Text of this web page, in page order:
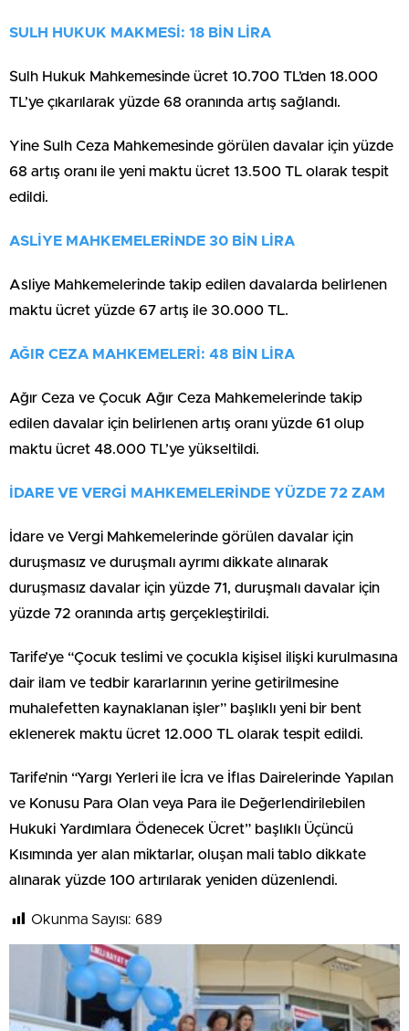
SULH HUKUK MAKMESİ: 18 BİN LİRA
Sulh Hukuk Mahkemesinde ücret 10.700 TL’den 18.000
TL’ye çıkarılarak yüzde 68 oranında artış sağlandı.
Yine Sulh Ceza Mahkemesinde görülen davalar için yüzde
68 artış oranı ile yeni maktu ücret 13.500 TL olarak tespit
edildi.
ASLİYE MAHKEMELERİNDE 30 BİN LİRA
Asliye Mahkemelerinde takip edilen davalarda belirlenen
maktu ücret yüzde 67 artış ile 30.000 TL.
AĞIR CEZA MAHKEMELERİ: 48 BİN LİRA
Ağır Ceza ve Çocuk Ağır Ceza Mahkemelerinde takip
edilen davalar için belirlenen artış oranı yüzde 61 olup
maktu ücret 48.000 TL’ye yükseltildi.
İDARE VE VERGİ MAHKEMELERİNDE YÜZDE 72 ZAM
İdare ve Vergi Mahkemelerinde görülen davalar için
duruşmasız ve duruşmalı ayrımı dikkate alınarak
duruşmasız davalar için yüzde 71, duruşmalı davalar için
yüzde 72 oranında artış gerçekleştirildi.
Tarife’ye “Çocuk teslimi ve çocukla kişisel ilişki kurulmasına
dair ilam ve tedbir kararlarının yerine getirilmesine
muhalefetten kaynaklanan işler” başlıklı yeni bir bent
eklenerek maktu ücret 12.000 TL olarak tespit edildi.
Tarife’nin “Yargı Yerleri ile İcra ve İflas Dairelerinde Yapılan
ve Konusu Para Olan veya Para ile Değerlendirilebilen
Hukuki Yardımlara Ödenecek Ücret” başlıklı Üçüncü
Kısımında yer alan miktarlar, oluşan mali tablo dikkate
alınarak yüzde 100 artırılarak yeniden düzenlendi.
Okunma Sayısı: 689